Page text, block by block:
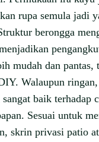
rupa semula jadi
berongga
mudah dan pantas,
Walaupun
baik terhadap
Sesuai untuk
skrin privasi patio